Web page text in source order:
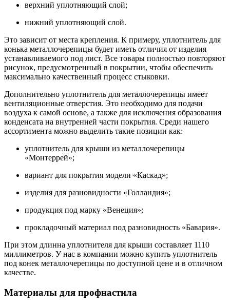
верхний уплотняющий слой;
нижний уплотняющий слой.
Это зависит от места крепления. К примеру, уплотнитель для
конька металлочерепицы будет иметь отличия от изделия
устанавливаемого под лист. Все товары полностью повторяют
рисунок, предусмотренный в покрытии, чтобы обеспечить
максимально качественный процесс стыковки.
Дополнительно уплотнитель для металлочерепицы имеет
вентиляционные отверстия. Это необходимо для подачи
воздуха к самой основе, а также для исключения образования
конденсата на внутренней части покрытия. Среди нашего
ассортимента можно выделить такие позиции как:
уплотнитель для крыши из металлочерепицы
«Монтеррей»;
вариант для покрытия модели «Каскад»;
изделия для разновидности «Голландия»;
продукция под марку «Венеция»;
прокладочный материал под разновидность «Бавария».
При этом длинна уплотнителя для крыши составляет 1110
миллиметров. У нас в компании можно купить уплотнитель
под конек металлочерепицы по доступной цене и в отличном
качестве.
Материалы для профнастила